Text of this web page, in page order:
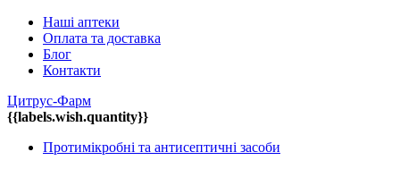
Наші аптеки
Оплата та доставка
Блог
Контакти
Цитрус-Фарм
{{labels.wish.quantity}}
Протимікробні та антисептичні засоби